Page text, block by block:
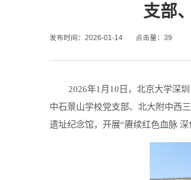
支部
发布时间：2026-01-14 点击量： 39
2026年1月 10 日，北京大学深
中石景山学校党支部、北大附中西
遗址纪念馆，开展“赓续红色血脉